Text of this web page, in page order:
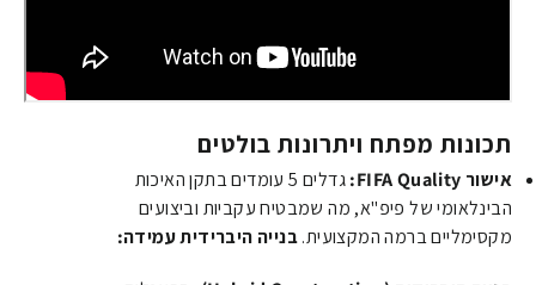
תכונות מפתח ויתרונות בולטים
אישור FIFA Quality:
גדלים 5 עומדים בתקן האיכות
הבינלאומי של פיפ"א, מה שמבטיח עקביות וביצועים
מקסימליים ברמה המקצועית.בנייה היברידית עמידה: